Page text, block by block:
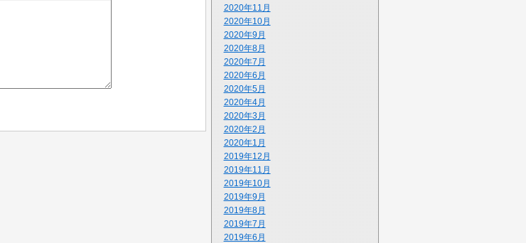
2020年11月
2020年10月
2020年9月
2020年8月
2020年7月
2020年6月
2020年5月
2020年4月
2020年3月
2020年2月
2020年1月
2019年12月
2019年11月
2019年10月
2019年9月
2019年8月
2019年7月
2019年6月